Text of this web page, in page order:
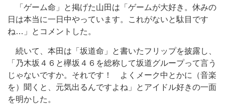
「ゲーム命」と掲げた山田は「ゲームが大好き。休みの
日は本当に一日中やっています。これがないと駄目です
ね…」とコメントした。
続いて、本田は「坂道命」と書いたフリップを披露し、
「乃木坂４６と欅坂４６を総称して坂道グループって言う
じゃないですか。それです！ よくメーク中とかに（音楽
を）聞くと、元気出るんですよね」とアイドル好きの一面
を明かした。